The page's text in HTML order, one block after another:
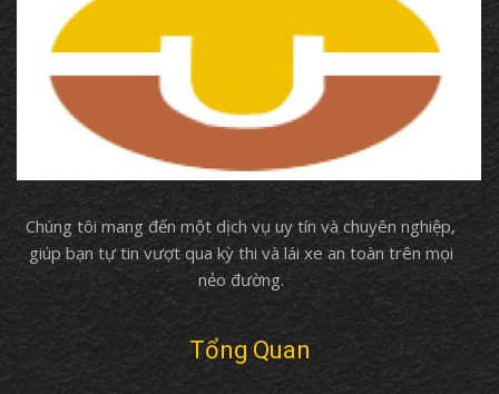
Chúng tôi mang đến một dịch vụ uy tín và chuyên nghiệp,
giúp bạn tự tin vượt qua kỳ thi và lái xe an toàn trên mọi
nẻo đường.
Tổng Quan